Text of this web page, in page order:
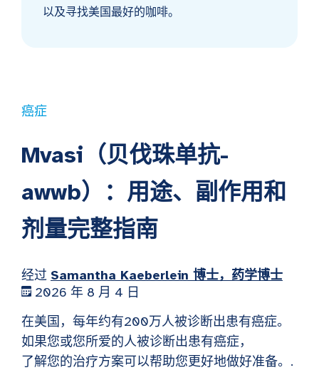
以及寻找美国最好的咖啡。
癌症
Mvasi（贝伐珠单抗-
awwb）：用途、副作用和
剂量完整指南
经过 Samantha Kaeberlein 博士，药学博士
2026 年 8 月 4 日
在美国，每年约有200万人被诊断出患有癌症。
如果您或您所爱的人被诊断出患有癌症，
了解您的治疗方案可以帮助您更好地做好准备。.